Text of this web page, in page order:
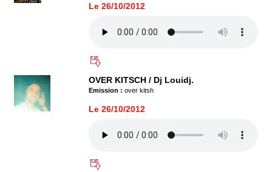
Le 26/10/2012
OVER KITSCH / Dj Louidj.
Emission : over kitsh
Le 26/10/2012